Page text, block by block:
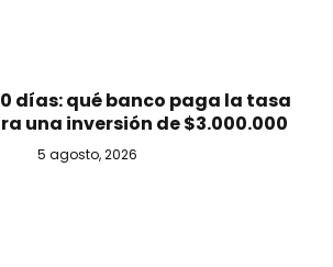
días: qué banco paga la tasa
una inversión de $3.000.000
5 agosto, 2026